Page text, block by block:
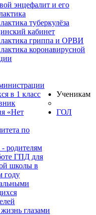
энцефалит и его
туберкулёза
кабинет
гриппа и ОРВИ
коронавирусной
в 1 класс
«Нет
по
родителям
ГПД для
школы в
году
глазами
Ученикам
ГОЛ